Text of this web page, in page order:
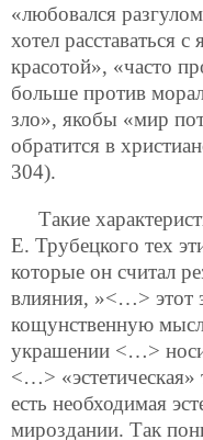
«любовался
хотел расставаться
красотой», «часто
больше против
зло», якобы «мир
обратится в
304).
Такие
Е. Трубецкого тех
которые он считал
влияния, »<…> этот
кощунственную
украшении <…>
<…>
есть необходимая
мироздании. Так